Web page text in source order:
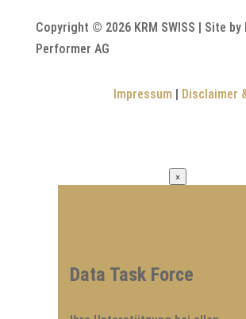
Copyright © 2026 KRM SWISS | Site by
Performer AG
Impressum | Disclaimer
×
Data Task Force